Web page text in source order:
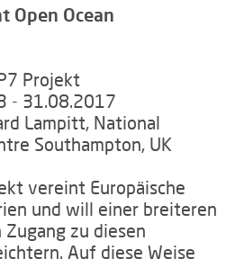
Open Ocean
Projekt
- 31.08.2017
Lampitt, National
Southampton, UK
vereint Europäische
und will einer breiteren
zu diesen
Auf diese Weise